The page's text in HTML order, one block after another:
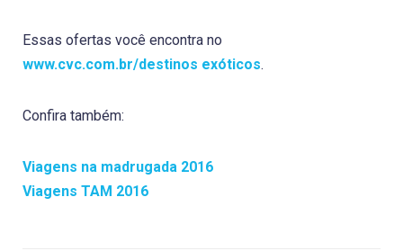
Essas ofertas você encontra no
www.cvc.com.br/destinos exóticos.
Confira também:
Viagens na madrugada 2016
Viagens TAM 2016